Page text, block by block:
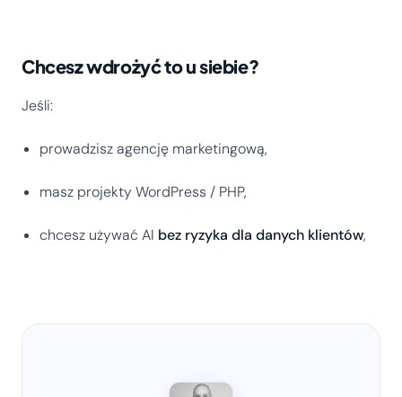
Chcesz wdrożyć to u siebie?
Jeśli:
prowadzisz agencję marketingową,
masz projekty WordPress / PHP,
chcesz używać AI bez ryzyka dla danych klientów,